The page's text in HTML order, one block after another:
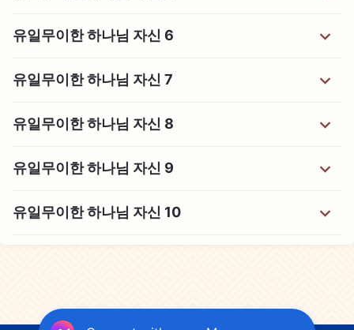
유일무이한 하나님 자신 6
유일무이한 하나님 자신 7
유일무이한 하나님 자신 8
유일무이한 하나님 자신 9
유일무이한 하나님 자신 10